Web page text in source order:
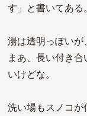
す」と書いてある。
湯は透明っぽいが
まあ、長い付き
いけどな。
洗い場もスノコが